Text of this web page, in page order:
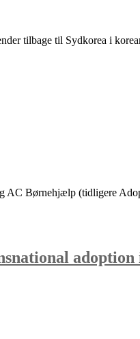
tilbage til Sydkorea i
Børnehjælp (tidligere